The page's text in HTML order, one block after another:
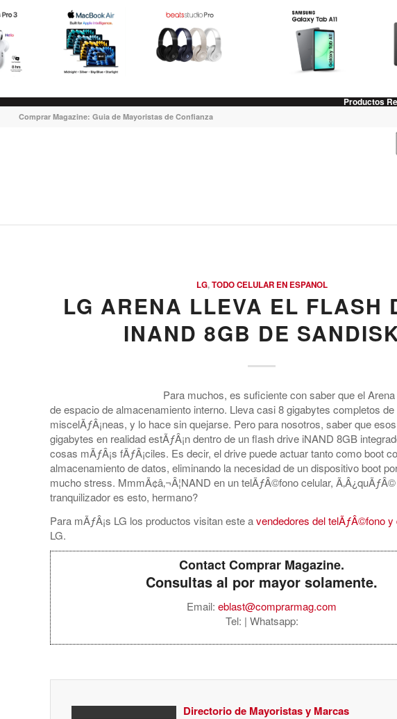
Productos
Comprar Magazine: Guia de Mayoristas de Confianza
LG,TODO CELULAR EN ESPANOL
LG ARENA LLEVA EL FLASH
INAND 8GB DE
Para muchos, es suficiente con saber que el
de espacio de almacenamiento interno. Lleva casi 8 gigabytes completos de
miscelÃƒÂ¡neas, y lo hace sin quejarse. Pero para nosotros, saber que
gigabytes en realidad estÃƒÂ¡n dentro de un flash drive iNAND 8GB
cosas mÃƒÂ¡s fÃƒÂ¡ciles. Es decir, el drive puede actuar tanto como boot
almacenamiento de datos, eliminando la necesidad de un dispositivo boot
mucho stress. MmmÃ¢â‚¬Â¦NAND en un telÃƒÂ©fono celular,
tranquilizador es esto, hermano?
Para mÃƒÂ¡s LG los productos visitan este avendedores del telÃƒÂ©fono
LG.
Contact Comprar Magazine.
Consultas al por mayor solamente.
Email: eblast@comprarmag.com
Tel: | Whatsapp:
Directorio de Mayoristas y Marcas